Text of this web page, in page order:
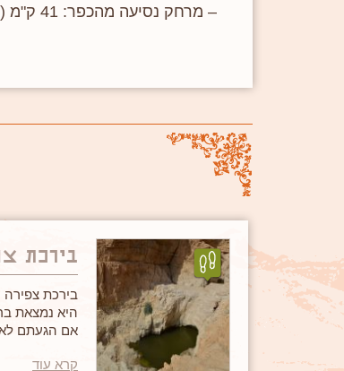
– מרחק נסיעה מהכפר: 41 ק"מ (44 דקות)
בירכת
בירכת צפירה
היא נמצאת בראש מפל בגובה
אם הגעתם
קרא עוד